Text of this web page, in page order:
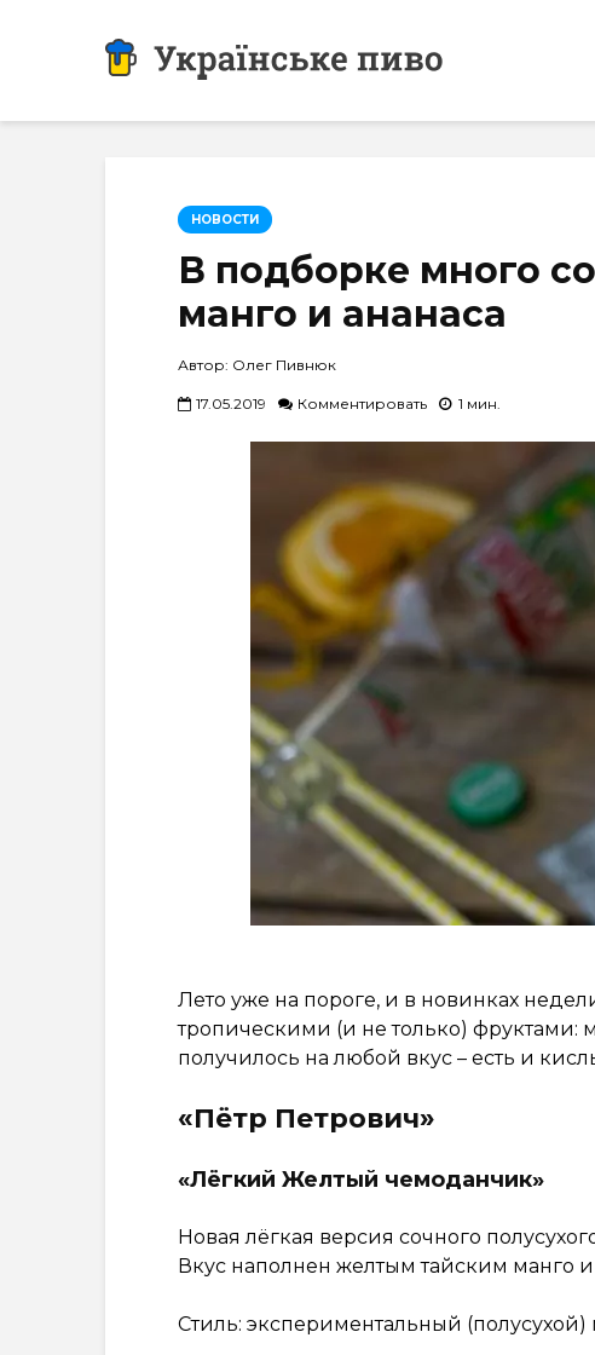
НОВОСТИ
В подборке много
манго и ананаса
Автор: Олег Пивнюк
17.05.2019 Комментировать 1 мин.
Лето уже на пороге, и в новинках
тропическими (и не только) фруктами:
получилось на любой вкус – есть и
«Пётр Петрович»
«Лёгкий Желтый чемоданчик»
Новая лёгкая версия сочного
Вкус наполнен желтым тайским манго
Стиль: экспериментальный